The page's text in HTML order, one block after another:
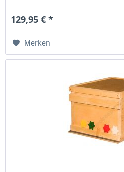
129,95 € *
Merken